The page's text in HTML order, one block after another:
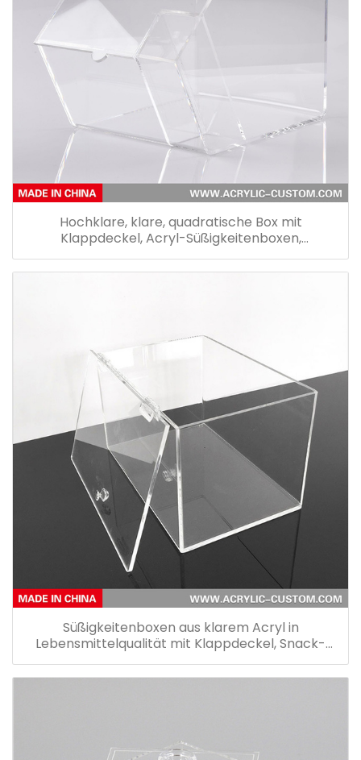
Hochklare, klare, quadratische Box mit
Klappdeckel, Acryl-Süßigkeitenboxen,
Lebensmittel-Snack-Aufbewahrungsboxen aus
Plexiglas
Süßigkeitenboxen aus klarem Acryl in
Lebensmittelqualität mit Klappdeckel, Snack-
Aufbewahrungsboxen für Supermärkte und
Geschäfte